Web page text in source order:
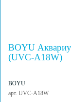
BOYU
(UVC-A18W)
BOYU
арт. UVC-A18W